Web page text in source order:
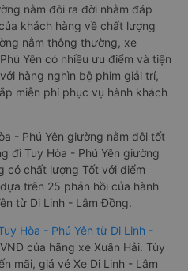
nằm đôi ra đời nhằm đáp
khách hàng về chất lượng
nằm thông thường, xe
Yên có nhiều ưu điểm và tiện
hàng nghìn bộ phim giải trí,
miễn phí phục vụ hành khách
- Phú Yên giường nằm đôi tốt
đi Tuy Hòa - Phú Yên giường
có chất lượng Tốt với điểm
trên 25 phản hồi của hành
từ Di Linh - Lâm Đồng.
Hòa - Phú Yên từ Di Linh -
của hãng xe Xuân Hải. Tùy
mãi, giá vé Xe Di Linh - Lâm